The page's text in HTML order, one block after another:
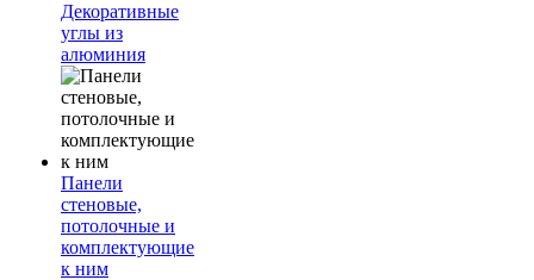
Декоративные
углы из
алюминия
Панели
стеновые,
потолочные и
комплектующие
к ним